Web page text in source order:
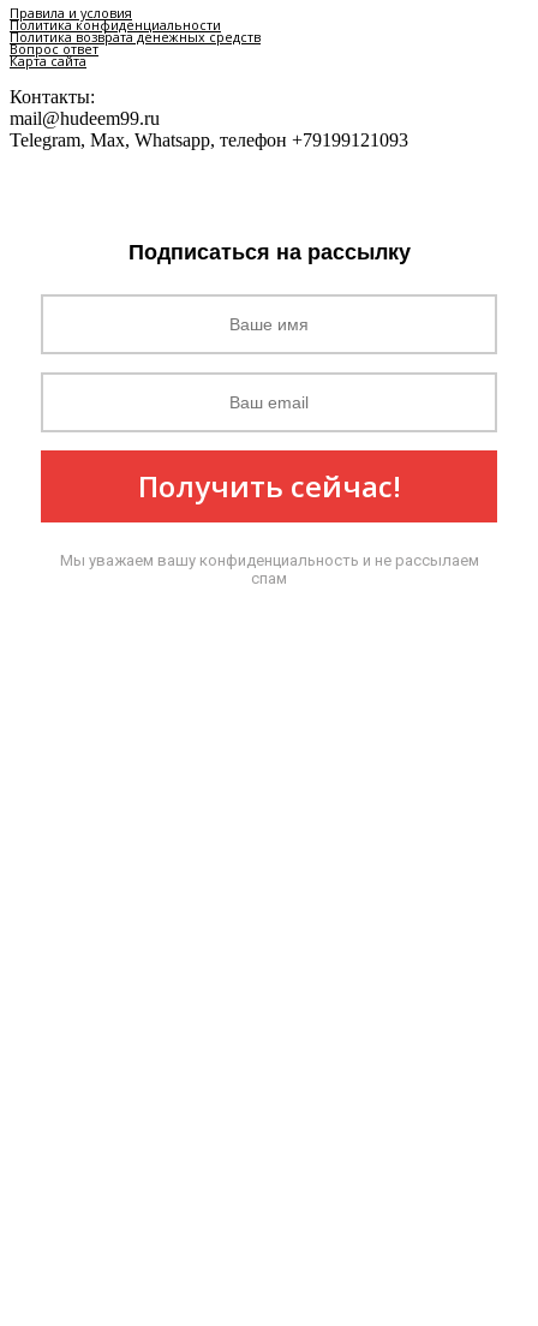
Правила и условия
Политика конфиденциальности
Политика возврата денежных средств
Вопрос ответ
Карта сайта
Контакты:
mail@hudeem99.ru
Telegram, Max, Whatsapp, телефон +79199121093
Подписаться на рассылку
Получить сейчас!
Мы уважаем вашу конфиденциальность и не рассылаем
спам